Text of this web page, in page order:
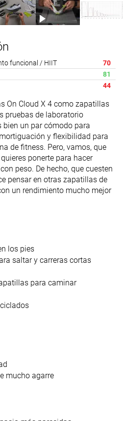
funcional / HIIT
70
81
44
On Cloud X 4 como zapatillas
pruebas de laboratorio
un par cómodo para
y flexibilidad para
de fitness. Pero, vamos, que
ponerte para hacer
peso. De hecho, que cuesten
pensar en otras zapatillas de
un rendimiento mucho mejor
los pies
saltar y carreras cortas
para caminar
mucho agarre